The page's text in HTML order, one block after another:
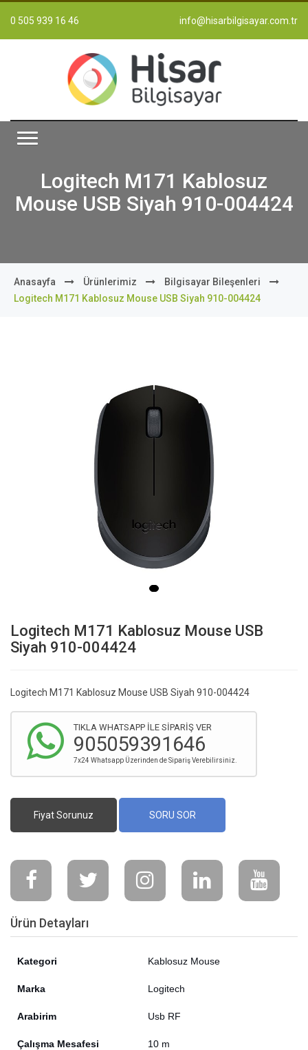
0 505 939 16 46 info@hisarbilgisayar.com.tr
Logitech M171 Kablosuz
Mouse USB Siyah 910-004424
Anasayfa Ürünlerimiz
Bilgisayar Bileşenleri
Logitech M171 Kablosuz Mouse USB Siyah 910-004424
Logitech M171 Kablosuz Mouse USB
Siyah 910-004424
Logitech M171 Kablosuz Mouse USB Siyah 910-004424
TIKLA WHATSAPP İLE SİPARİŞ VER
905059391646
7x24 Whatsapp Üzerinden de Sipariş Verebilirsiniz.
Fiyat Sorunuz SORU SOR
Ürün Detayları
Kategori Kablosuz Mouse
Marka Logitech
Arabirim Usb RF
Çalışma Mesafesi 10 m